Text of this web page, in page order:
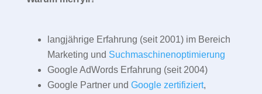
langjährige Erfahrung (seit 2001) im Bereich
Marketing und Suchmaschinenoptimierung
Google AdWords Erfahrung (seit 2004)
Google Partner und Google zertifiziert,